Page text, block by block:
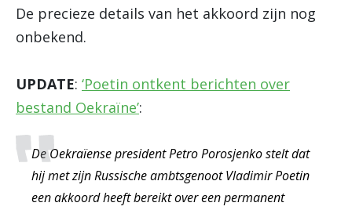
De precieze details van het akkoord zijn nog
onbekend.
UPDATE: ‘Poetin ontkent berichten over
bestand Oekraïne’:
De Oekraïense president Petro Porosjenko stelt dat
hij met zijn Russische ambtsgenoot Vladimir Poetin
een akkoord heeft bereikt over een permanent